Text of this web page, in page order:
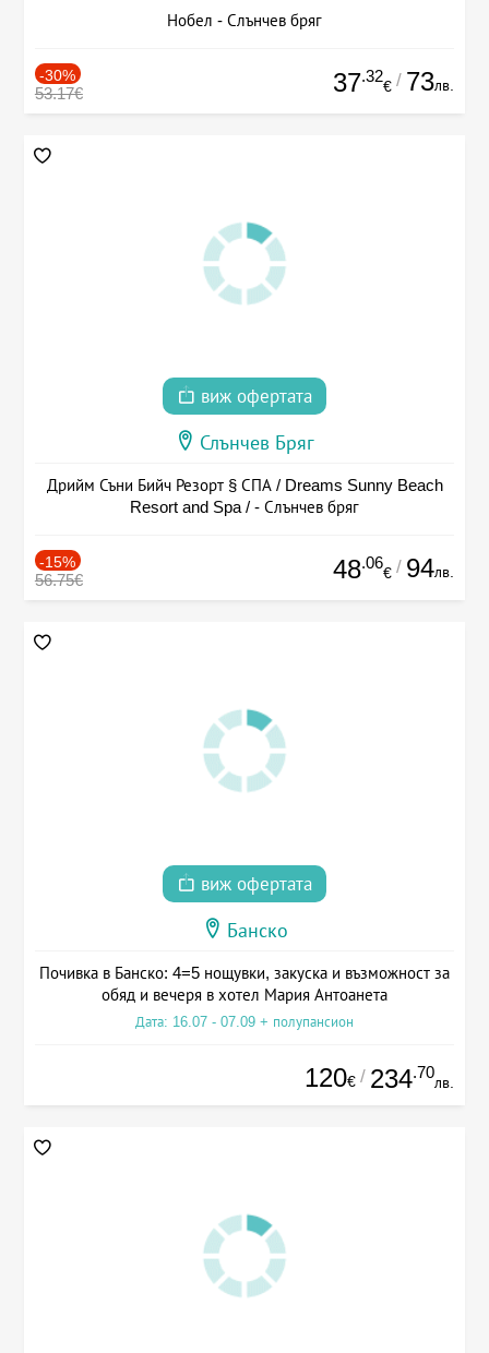
Нобел - Слънчев бряг
-30%
53.17€ 37.32
€ / 73лв.
виж офертата
Слънчев Бряг
Дрийм Съни Бийч Резорт § СПА / Dreams Sunny Beach
Resort and Spa / - Слънчев бряг
-15%
56.75€ 48.06
€ / 94лв.
виж офертата
Банско
Почивка в Банско: 4=5 нощувки, закуска и възможност за
обяд и вечеря в хотел Мария Антоанета
Дата: 16.07 - 07.09 + полупансион
120€ / 234.70
лв.